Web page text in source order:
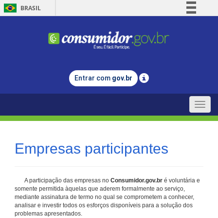
BRASIL
Comunica BR
Legislação
Entrar com gov.br
Toggle
Empresas participantes
A participação das empresas no Consumidor.gov.br é voluntária e
somente permitida àquelas que aderem formalmente ao serviço,
mediante assinatura de termo no qual se comprometem a conhecer,
analisar e investir todos os esforços disponíveis para a solução dos
problemas apresentados.